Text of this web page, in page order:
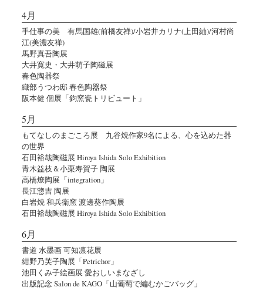
4月
手仕事の美 有馬国雄(前橋友禅)/小岩井カリナ(上田紬)/河村尚
江(美濃友禅)
馬野真吾陶展
大井寛史・大井萌子陶磁展
春色陶器祭
織部うつわ邸 春色陶器祭
阪本健 個展「鈞窯瓷トリビュート」
5月
もてなしのまごころ展 九谷焼作家9名による、心を込めた器
の世界
石田裕哉陶磁展 Hiroya Ishida Solo Exhibition
青木益枝＆小栗寿賀子 陶展
高橋燎陶展「integration」
長江惣吉 陶展
白岩焼 和兵衛窯 渡邊葵作陶展
石田裕哉陶磁展 Hiroya Ishida Solo Exhibition
6月
書道 水墨画 可知凛花展
紺野乃芙子陶展「Petrichor」
池田くみ子絵画展 愛おしいまなざし
出版記念 Salon de KAGO「山葡萄で編むかごバッグ」